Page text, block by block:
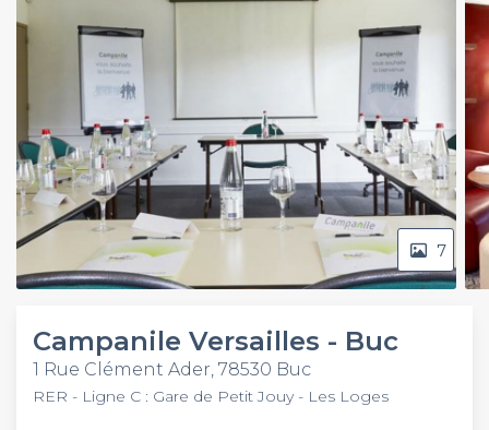
7
Campanile Versailles - Buc
1 Rue Clément Ader, 78530 Buc
RER - Ligne C : Gare de Petit Jouy - Les Loges